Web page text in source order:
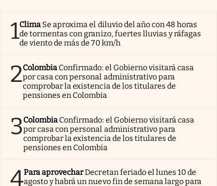
1Clima Se aproxima el diluvio del año con 48 horas
de tormentas con granizo, fuertes lluvias y ráfagas
de viento de más de 70 km/h
2Colombia Confirmado: el Gobierno visitará casa
por casa con personal administrativo para
comprobar la existencia de los titulares de
pensiones en Colombia
3Colombia Confirmado: el Gobierno visitará casa
por casa con personal administrativo para
comprobar la existencia de los titulares de
pensiones en Colombia
4Para aprovecharDecretan feriado el lunes 10 de
agosto y habrá un nuevo fin de semana largo para